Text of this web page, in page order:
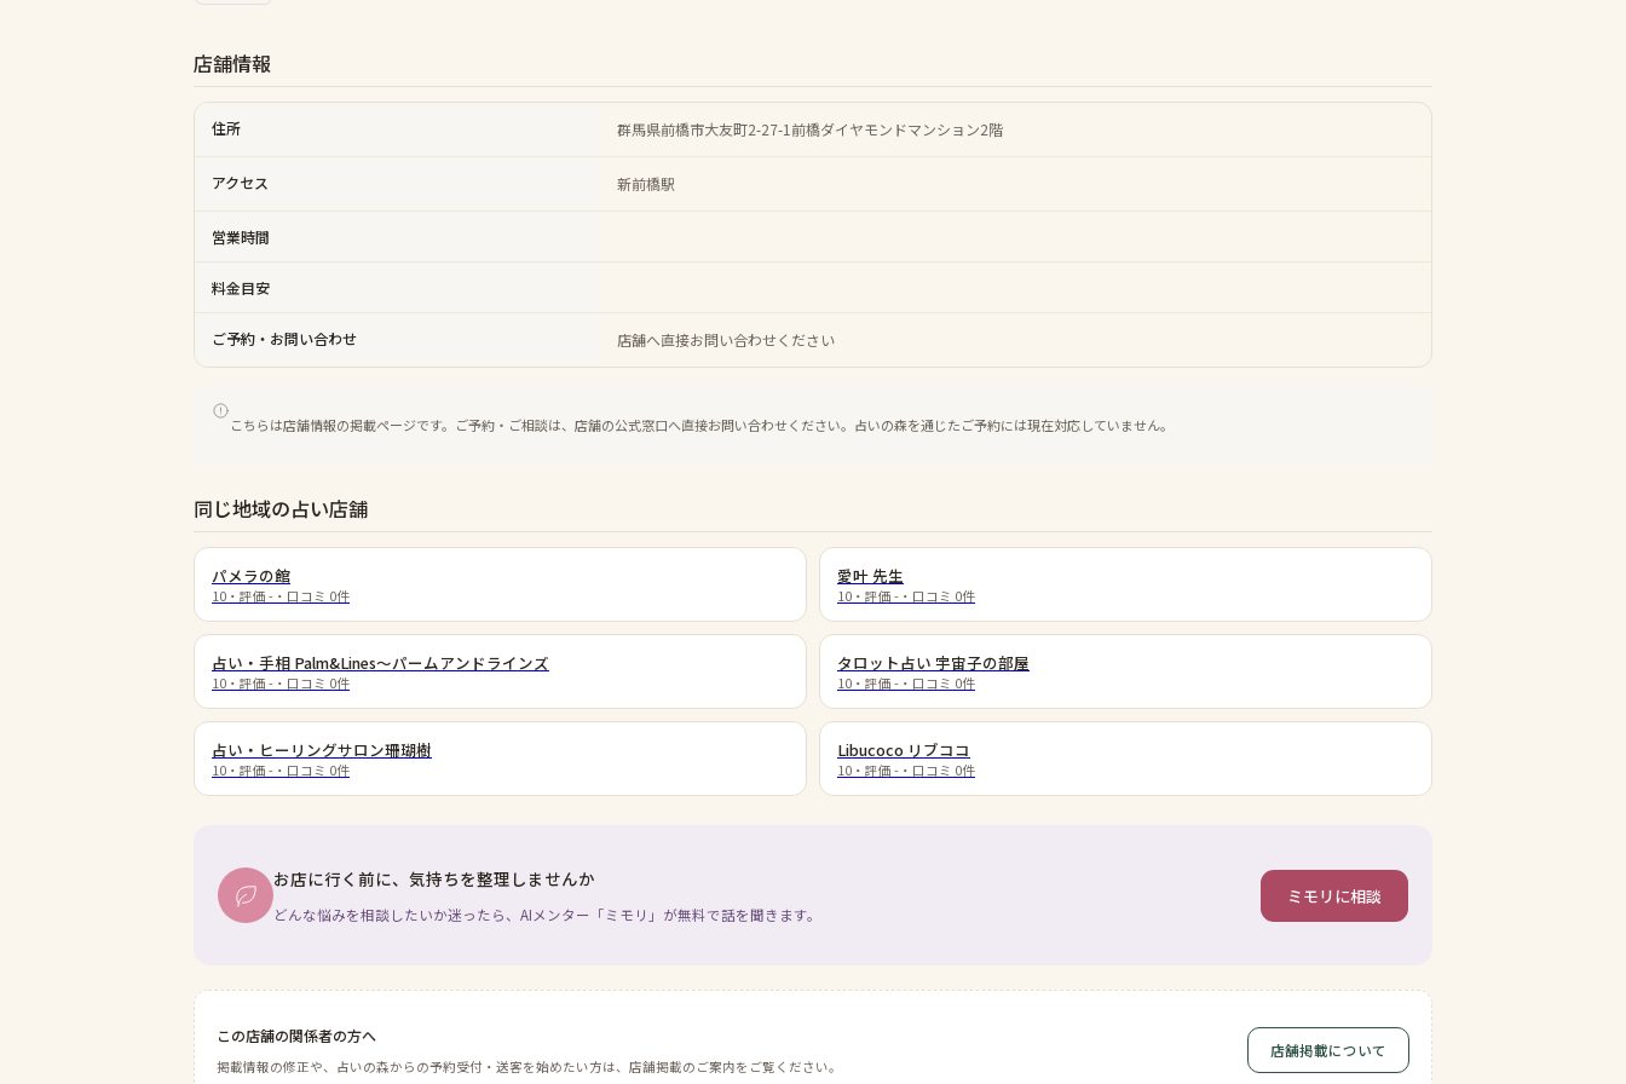
店舗情報
住所 群馬県前橋市大友町2-27-1前橋ダイヤモンドマンション2階
アクセス 新前橋駅
営業時間
料金目安
ご予約・お問い合わせ 店舗へ直接お問い合わせください
こちらは店舗情報の掲載ページです。ご予約・ご相談は、店舗の公式窓口へ直接お問い合わせください。占いの森を通じたご予約には現在対応していません。
同じ地域の占い店舗
パメラの館
10 ・評価 - ・口コミ 0件
愛叶 先生
10 ・評価 - ・口コミ 0件
占い・手相 Palm&Lines～パームアンドラインズ
10 ・評価 - ・口コミ 0件
タロット占い 宇宙子の部屋
10 ・評価 - ・口コミ 0件
占い・ヒーリングサロン珊瑚樹
10 ・評価 - ・口コミ 0件
Libucoco リブココ
10 ・評価 - ・口コミ 0件
お店に行く前に、気持ちを整理しませんか
どんな悩みを相談したいか迷ったら、AIメンター「ミモリ」が無料で話を聞きます。
ミモリに相談
この店舗の関係者の方へ
掲載情報の修正や、占いの森からの予約受付・送客を始めたい方は、店舗掲載のご案内をご覧ください。
店舗掲載について